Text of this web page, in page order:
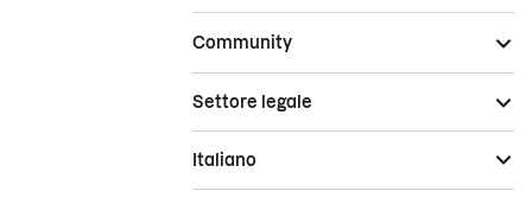
Community
Settore legale
Italiano